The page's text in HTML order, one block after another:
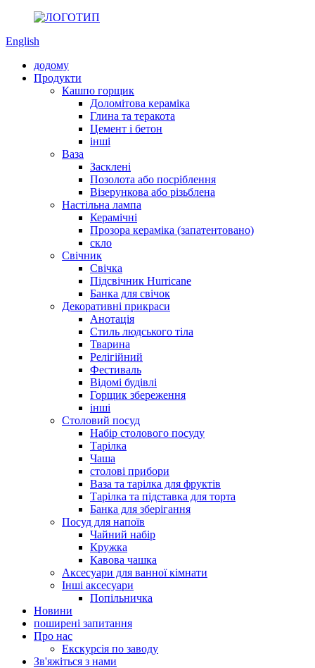
English
додому
Продукти
Кашпо горщик
Доломітова кераміка
Глина та теракота
Цемент і бетон
інші
Ваза
Засклені
Позолота або посріблення
Візерункова або різьблена
Настільна лампа
Керамічні
Прозора кераміка (запатентовано)
скло
Свічник
Свічка
Підсвічник Hurricane
Банка для свічок
Декоративні прикраси
Анотація
Стиль людського тіла
Тварина
Релігійний
Фестиваль
Відомі будівлі
Горщик збереження
інші
Столовий посуд
Набір столового посуду
Тарілка
Чаша
столові прибори
Ваза та тарілка для фруктів
Тарілка та підставка для торта
Банка для зберігання
Посуд для напоїв
Чайний набір
Кружка
Кавова чашка
Аксесуари для ванної кімнати
Інші аксесуари
Попільничка
Новини
поширені запитання
Про нас
Екскурсія по заводу
Зв'яжіться з нами